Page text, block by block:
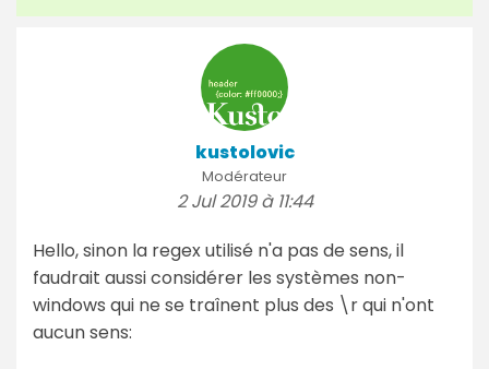
kustolovic
Modérateur
2 Jul 2019 à 11:44
Hello, sinon la regex utilisé n'a pas de sens, il
faudrait aussi considérer les systèmes non-
windows qui ne se traînent plus des \r qui n'ont
aucun sens: